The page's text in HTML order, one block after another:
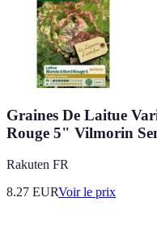
Graines De Laitue
Rouge 5" Vilmorin
Rakuten FR
8.27 EURVoir le prix